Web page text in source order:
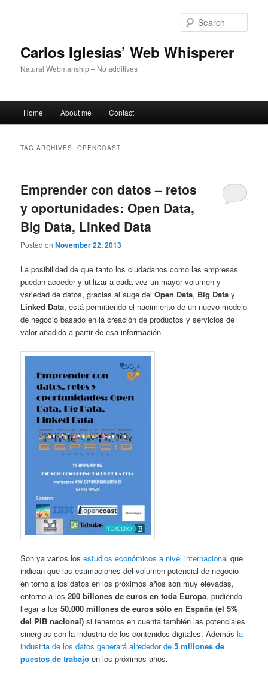
Carlos Iglesias’ Web Whisperer
Natural Webmanship – No additives
Home About me Contact
TAG ARCHIVES:OPENCOAST
Emprender con datos – retos
y oportunidades: Open Data,
Big Data, Linked Data
Posted onNovember 22, 2013
La posibilidad de que tanto los ciudadanos como las empresas
puedan acceder y utilizar a cada vez un mayor volumen y
variedad de datos, gracias al auge delOpen Data, Big Data y
Linked Data, está permitiendo el nacimiento de un nuevo modelo
de negocio basado en la creación de productos y servicios de
valor añadido a partir de esa información.
Son ya varios losestudios económicos a nivel internacional que
indican que las estimaciones del volumen potencial de negocio
en torno a los datos en los próximos años son muy elevadas,
entorno a los200 billones de euros en toda Europa, pudiendo
llegar a los50.000 millones de euros sólo en España (el 5%
del PIB nacional) si tenemos en cuenta también las potenciales
sinergias con la industria de los contenidos digitales. Ademásla
industria de los datos generará alrededor de5 millones de
puestos de trabajo en los próximos años.